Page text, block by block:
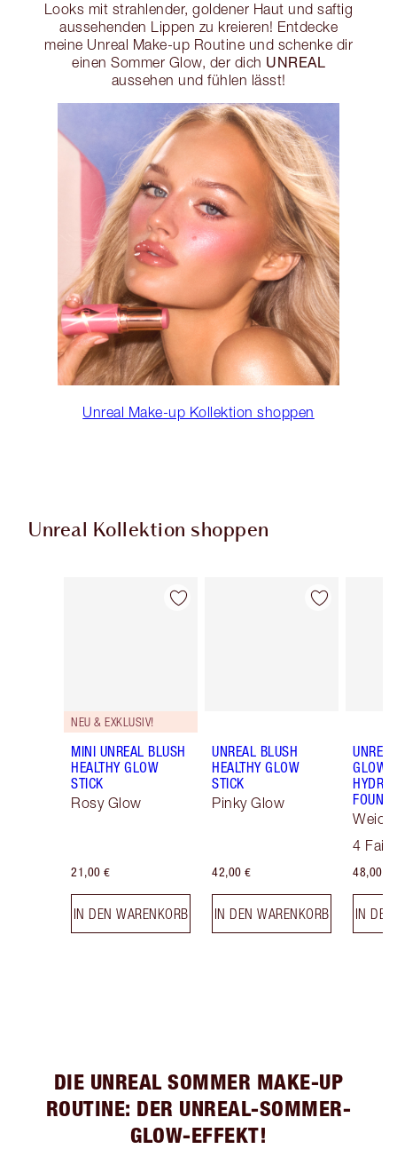
Looks mit strahlender, goldener Haut und saftig
aussehenden Lippen zu kreieren! Entdecke
meine Unreal Make-up Routine und schenke dir
einen Sommer Glow, der dich UNREAL
aussehen und fühlen lässt!
Unreal Make-up Kollektion shoppen
Unreal Kollektion shoppen
Artikel 1 von 36
NEU & EXKLUSIV!
MINI UNREAL BLUSH
HEALTHY GLOW
STICK
Rosy Glow
21,00 €
IN DEN WARENKORB
Artikel 2 von 36
UNREAL BLUSH
HEALTHY GLOW
STICK
Pinky Glow
42,00 €
IN DEN WARENKORB
GLOW
4 Fair
48,00 €
IN
DIE UNREAL SOMMER MAKE-UP
ROUTINE: DER UNREAL-SOMMER-
GLOW-EFFEKT!